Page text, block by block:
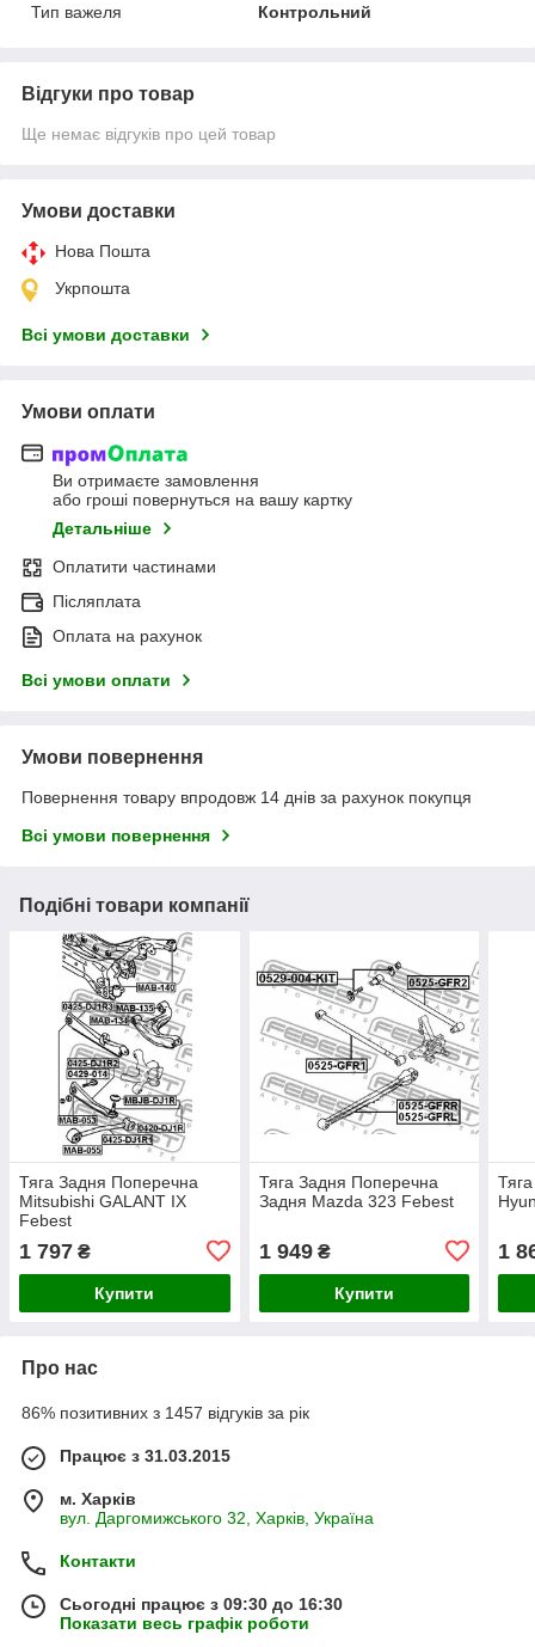
Тип важеля
Контрольний
Відгуки про товар
Ще немає відгуків про цей товар
Умови доставки
Нова Пошта
Укрпошта
Всі умови доставки
Умови оплати
Ви отримаєте замовлення
або гроші повернуться на вашу картку
Детальніше
Оплатити частинами
Післяплата
Оплата на рахунок
Всі умови оплати
Умови повернення
Повернення товару впродовж 14 днів за рахунок покупця
Всі умови повернення
Подібні товари компанії
Тяга Задня Поперечна
Mitsubishi GALANT IX
Febest
1 797 ₴
Купити
Тяга Задня Поперечна
Задня Mazda 323 Febest
1 949₴
Купити
1
Про нас
86% позитивних з 1457 відгуків за рік
Працює з 31.03.2015
м. Харків
вул. Даргомижського 32, Харків, Україна
Контакти
Сьогодні працює з 09:30 до 16:30
Показати весь графік роботи